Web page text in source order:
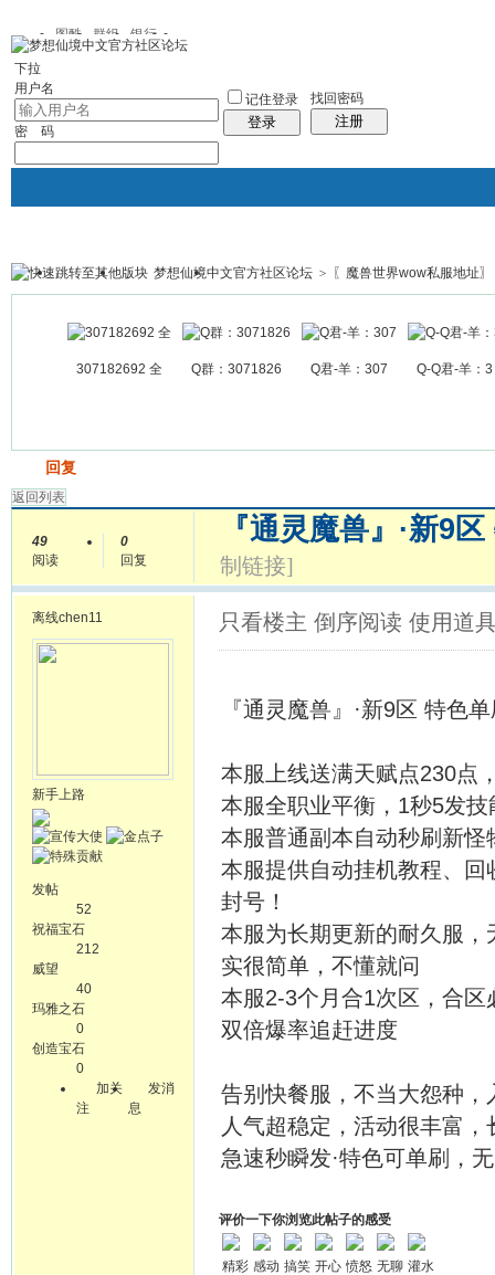
图酷 群组 银行
下拉
用户名
密 码
记住登录
登录
找回密码
注册
银行 群组聚合 我的空间
帖子
梦想仙境中文官方社区论坛 > 〖魔兽世界wow私服地址〗
307182692 全 Q群：3071826 Q君-羊：307 Q-Q君-羊：3
回复
返回列表
49
阅读
0
回复
『通灵魔兽』·新9
制链接]
离线chen11
新手上路
发帖
52
祝福宝石
212
威望
40
玛雅之石
0
创造宝石
0
加关
注
发消
息
只看楼主 倒序阅读 使用道
『通灵魔兽』·新9区 特色
本服上线送满天赋点230点
本服全职业平衡，1秒5发
本服普通副本自动秒刷新
本服提供自动挂机教程、
封号！
本服为长期更新的耐久服
实很简单，不懂就问
本服2-3个月合1次区，合
双倍爆率追赶进度
告别快餐服，不当大怨种
人气超稳定，活动很丰
急速秒瞬发·特色可单刷，
评价一下你浏览此帖子的感受
精彩 感动 搞笑 开心 愤怒 无聊 灌水